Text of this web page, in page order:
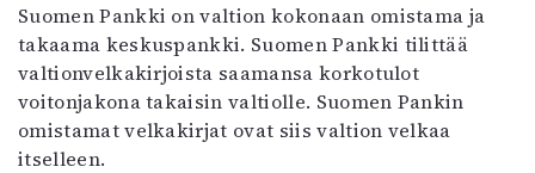
Suomen Pankki on valtion kokonaan omistama ja
takaama keskuspankki. Suomen Pankki tilittää
valtionvelkakirjoista saamansa korkotulot
voitonjakona takaisin valtiolle. Suomen Pankin
omistamat velkakirjat ovat siis valtion velkaa
itselleen.